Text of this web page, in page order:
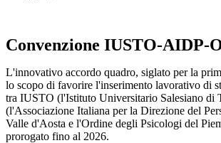
Convenzione IUSTO-AIDP-
L'innovativo accordo quadro, siglato per la
lo scopo di favorire l'inserimento lavorativo di
tra IUSTO (l'Istituto Universitario Salesiano di
(l'Associazione Italiana per la Direzione del
Valle d'Aosta e l'Ordine degli Psicologi del
prorogato fino al 2026.